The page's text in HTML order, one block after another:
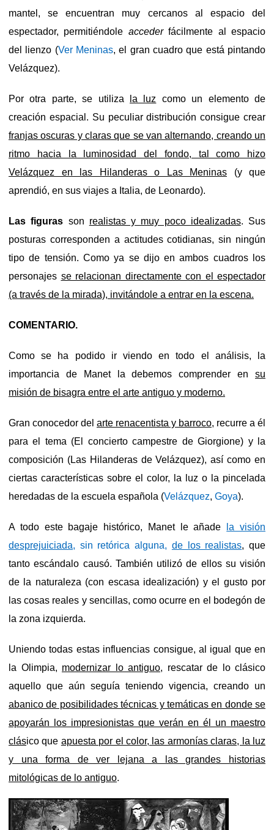
mantel, se encuentran muy cercanos al espacio del
espectador, permitiéndole accederfácilmente al espacio
del lienzo (Ver Meninas, el gran cuadro que está pintando
Velázquez).
Por otra parte, se utiliza la luz como un elemento de
creación espacial. Su peculiar distribución consigue crear
franjas oscuras y claras que se van alternando, creando un
ritmo hacia la luminosidad del fondo, tal como hizo
Velázquez en las Hilanderas o Las Meninas (y que
aprendió, en sus viajes a Italia, de Leonardo).
Las figuras son realistas y muy poco idealizadas. Sus
posturas corresponden a actitudes cotidianas, sin ningún
tipo de tensión. Como ya se dijo en ambos cuadros los
personajes se relacionan directamente con el espectador
(a través de la mirada), invitándole a entrar en la escena.
COMENTARIO.
Como se ha podido ir viendo en todo el análisis, la
importancia de Manet la debemos comprender en su
misión de bisagra entre el arte antiguo y moderno.
Gran conocedor del arte renacentista y barroco, recurre a él
para el tema (El concierto campestre de Giorgione) y la
composición (Las Hilanderas de Velázquez), así como en
ciertas características sobre el color, la luz o la pincelada
heredadas de la escuela española (Velázquez, Goya).
A todo este bagaje histórico, Manet le añade
la visión
desprejuiciada, sin retórica alguna, de los realistas, que
tanto escándalo causó. También utilizó de ellos su visión
de la naturaleza (con escasa idealización) y el gusto por
las cosas reales y sencillas, como ocurre en el bodegón de
la zona izquierda.
Uniendo todas estas influencias consigue, al igual que en
la Olimpia, modernizar lo antiguo, rescatar de lo clásico
aquello que aún seguía teniendo vigencia, creando un
abanico de posibilidades técnicas y temáticas en donde se
apoyarán los impresionistas que verán en él un maestro
clásico que apuesta por el color, las armonías claras, la luz
y una forma de ver lejana a las grandes historias
mitológicas de lo antiguo.